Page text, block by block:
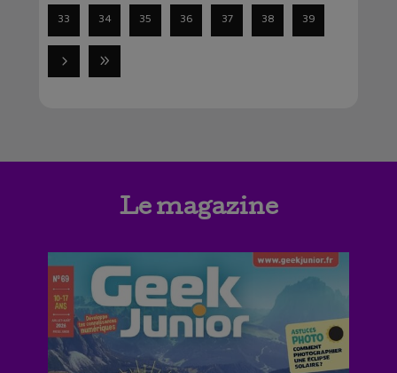
33 34 35 36 37 38 39
Le magazine